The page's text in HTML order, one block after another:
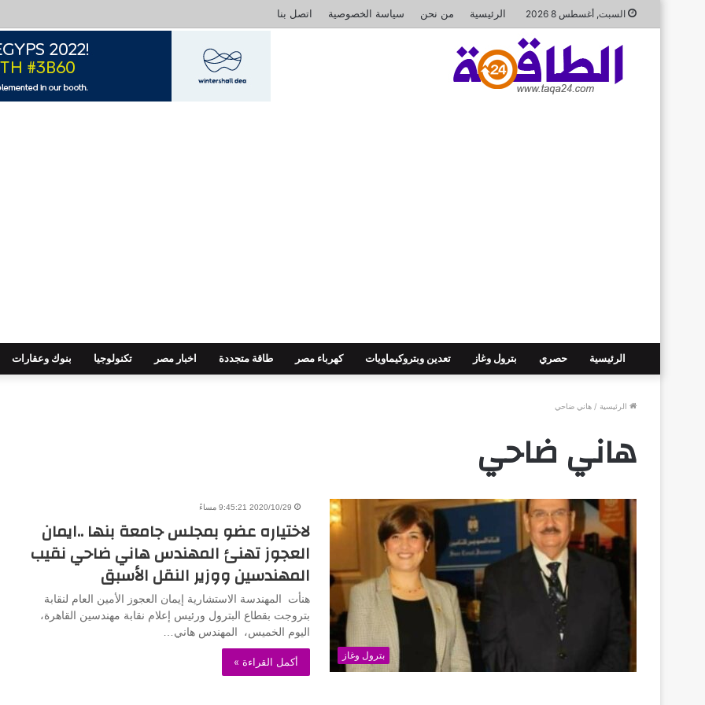
السبت, أغسطس 8 2026 الرئيسية من نحن سياسة الخصوصية اتصل بنا
الرئيسية حصري بترول وغاز تعدين وبتروكيماويات كهرباء مصر طاقة متجددة اخبار مصر تكنولوجيا بنوك وعقارات
الرئيسية / هاني ضاحي
هاني ضاحي
بترول وغاز
2020/10/29 9:45:21 مساءً
لاختياره عضو بمجلس جامعة بنها ..ايمان
العجوز تهنئ المهندس هاني ضاحي نقيب
المهندسين ووزير النقل الأسبق
هنأت المهندسة الاستشارية إيمان العجوز الأمين العام لنقابة
بتروجت بقطاع البترول ورئيس إعلام نقابة مهندسين القاهرة،
اليوم الخميس، المهندس هاني…
أكمل القراءة »